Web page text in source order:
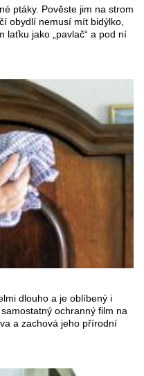
ptáky. Pověste jim na strom
obydlí nemusí mít bidýlko,
laťku jako „pavlač“ a pod ní
dlouho a je oblíbený i
ochranný film na
a zachová jeho přírodní